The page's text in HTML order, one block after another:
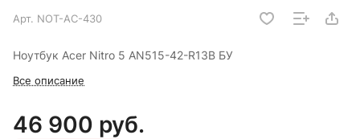
Арт. NOT-AC-430
Ноутбук Acer Nitro 5 AN515-42-R13B БУ
Все описание
46 900 руб.